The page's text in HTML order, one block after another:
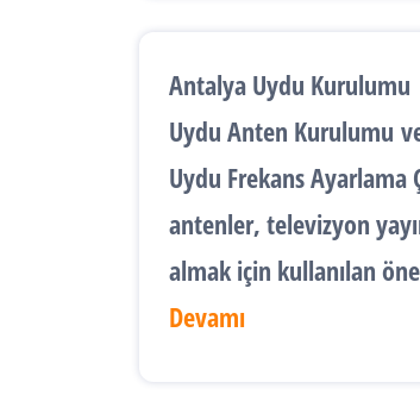
Antalya Uydu Kurulumu
Uydu Anten Kurulumu
Uydu Frekans Ayarlama
antenler, televizyon
almak için kullanılan
Devamı